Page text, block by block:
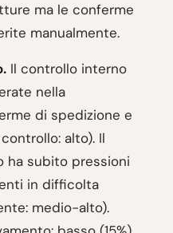
ma le conferme
manualmente.
Il controllo interno
nella
di spedizione e
alto). Il
subito pressioni
in difficolta
medio-alto).